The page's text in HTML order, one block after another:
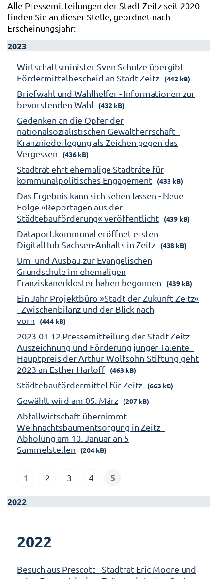
Alle Pressemitteilungen der Stadt Zeitz seit 2020
finden Sie an dieser Stelle, geordnet nach
Erscheinungsjahr:
2023
Wirtschaftsminister Sven Schulze übergibt
Fördermittelbescheid an Stadt Zeitz
(442 kB)
Briefwahl und Wahlhelfer - Informationen zur
bevorstenden Wahl
(432 kB)
Gedenken an die Opfer der
nationalsozialistischen Gewaltherrschaft -
Kranzniederlegung als Zeichen gegen das
Vergessen
(436 kB)
Stadtrat ehrt ehemalige Stadträte für
kommunalpolitisches Engagement
(433 kB)
Das Ergebnis kann sich sehen lassen - Neue
Folge »Reportagen aus der
Städtebauförderung« veröffentlicht
(439 kB)
Dataport.kommunal eröffnet ersten
DigitalHub Sachsen-Anhalts in Zeitz
(438 kB)
Um- und Ausbau zur Evangelischen
Grundschule im ehemaligen
Franziskanerkloster haben begonnen
(439 kB)
Ein Jahr Projektbüro »Stadt der Zukunft Zeitz«
- Zwischenbilanz und der Blick nach
vorn
(444 kB)
2023-01-12 Pressemitteilung der Stadt Zeitz -
Auszeichnung und Förderung junger Talente -
Hauptpreis der Arthur-Wolfsohn-Stiftung geht
2023 an Esther Harloff
(463 kB)
Städtebaufördermittel für Zeitz (663 kB)
Gewählt wird am 05. März (207 kB)
Abfallwirtschaft übernimmt
Weihnachtsbaumentsorgung in Zeitz -
Abholung am 10. Januar an 5
Sammelstellen
(204 kB)
1 2 3 4 5
2022
2022
Besuch aus Prescott - Stadtrat Eric Moore und